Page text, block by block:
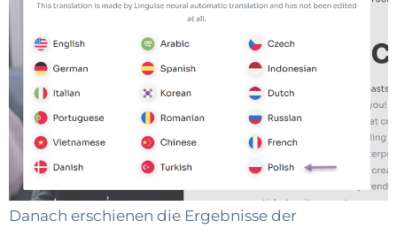
Danach erschienen die Ergebnisse der